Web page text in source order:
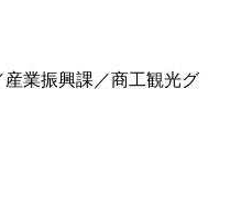
業振興課／商工観光グ